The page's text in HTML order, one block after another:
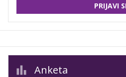
PRIJAVI
Anketa